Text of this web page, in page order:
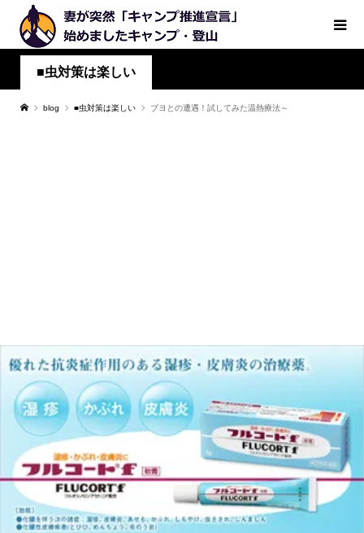
■虫対策は楽しい
blog ■虫対策は楽しい ブヨとの遭遇！試してみた温熱療法～